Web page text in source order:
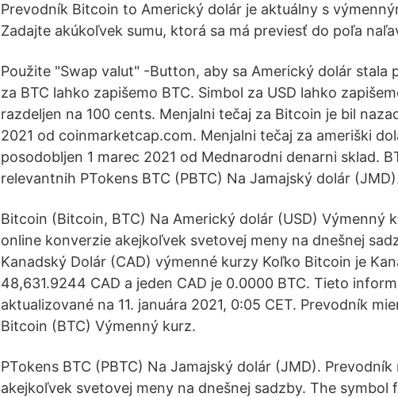
Prevodník Bitcoin to Americký dolár je aktuálny s
Zadajte akúkoľvek sumu, ktorá sa má previesť do poľa
Použite "Swap valut" -Button, aby sa Americký dolár stala
za BTC lahko zapišemo BTC. Simbol za USD lahko
razdeljen na 100 cents. Menjalni tečaj za Bitcoin je bil
2021 od coinmarketcap.com. Menjalni tečaj za ameriški
posodobljen 1 marec 2021 od Mednarodni denarni sklad.
relevantnih PTokens BTC (PBTC) Na Jamajský dolár
Bitcoin (Bitcoin, BTC) Na Americký dolár (USD) Výmenný
online konverzie akejkoľvek svetovej meny na dnešnej
Kanadský Dolár (CAD) výmenné kurzy Koľko Bitcoin je
48,631.9244 CAD a jeden CAD je 0.0000 BTC. Tieto
aktualizované na 11. januára 2021, 0:05 CET. Prevodník
Bitcoin (BTC) Výmenný kurz.
PTokens BTC (PBTC) Na Jamajský dolár (JMD).
akejkoľvek svetovej meny na dnešnej sadzby. The symbol